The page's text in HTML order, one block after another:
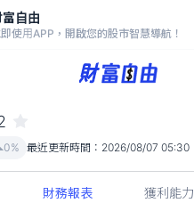
富自由
使用APP，開啟您的股市智慧導航！
61.90
0%
0% 最近更新時間： 2026/08/07 05:30
財務報表 獲利能力